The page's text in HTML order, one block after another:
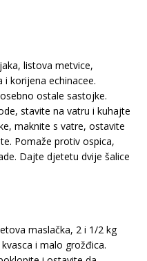
listova metvice,
i korijena echinacee.
ostale sastojke.
stavite na vatru i kuhajte
maknite s vatre, ostavite
Pomaže protiv ospica,
Dajte djetetu dvije šalice
maslačka, 2 i 1/2 kg
i malo grožđica.